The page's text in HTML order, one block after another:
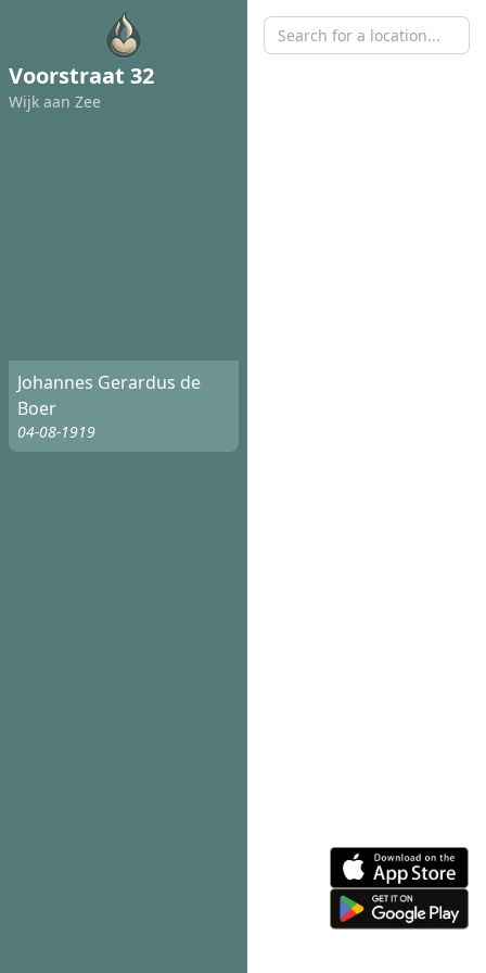
Voorstraat 32
Wijk aan Zee
Johannes Gerardus de
Boer
04-08-1919